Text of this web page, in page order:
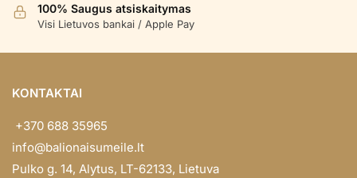
100% Saugus atsiskaitymas
Visi Lietuvos bankai / Apple Pay
KONTAKTAI
+370 688 35965
info@balionaisumeile.lt
Pulko g. 14, Alytus, LT-62133, Lietuva